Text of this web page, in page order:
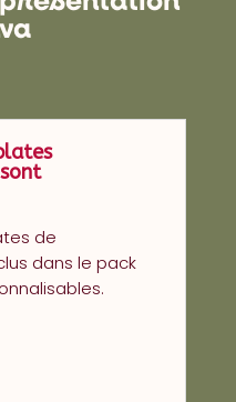
de
dans le pack